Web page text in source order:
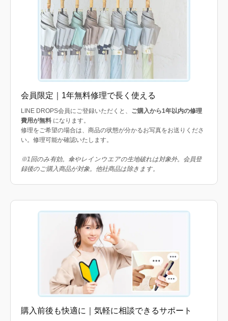
会員限定｜1年無料修理で長く使える
LINE DROPS会員にご登録いただくと、 ご購入から1年以内の修理
費用が無料 になります。
修理をご希望の場合は、商品の状態が分かるお写真をお送りくださ
い。修理可能か確認いたします。
※1回のみ有効。傘やレインウエアの生地破れは対象外。会員登
録後のご購入商品が対象。他社商品は除きます。
購入前後も快適に｜気軽に相談できるサポート